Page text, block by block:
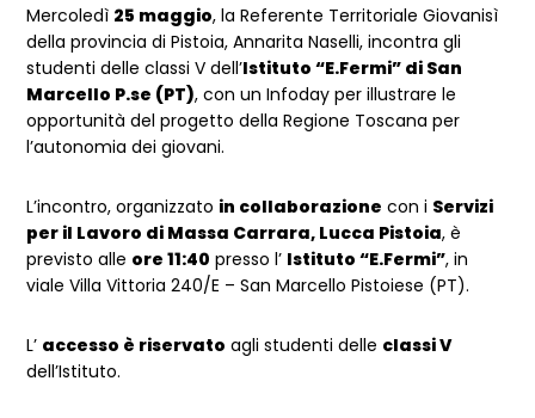
Mercoledì 25 maggio, la Referente Territoriale Giovanisì
della provincia di Pistoia, Annarita Naselli, incontra gli
studenti delle classi V dell’Istituto “E.Fermi” di San
Marcello P.se (PT), con un Infoday per illustrare le
opportunità del progetto della Regione Toscana per
l’autonomia dei giovani.
L’incontro, organizzato in collaborazione con i Servizi
per il Lavoro di Massa Carrara, Lucca Pistoia, è
previsto alle ore 11:40 presso l’ Istituto “E.Fermi”, in
viale Villa Vittoria 240/E – San Marcello Pistoiese (PT).
L’ accesso è riservato agli studenti delle classi V
dell’Istituto.